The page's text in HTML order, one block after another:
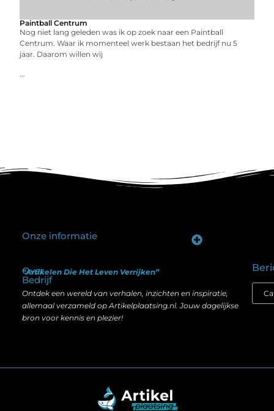
Paintball Centrum
Nog niet lang geleden was ik op zoek naar een Paintball
Centrum. Waar ik momenteel werk bestaan het bedrijf nu 5
jaar. Daarom willen wij
...
Over
Bedrijf
“Artikelen Die Het Leven Verrijken”
Ontdek een wereld van verhalen, inzichten en inspiratie,
allemaal verzameld op Artikelplaatsing.nl. Jouw dagelijkse
bron voor kennis en plezier!
Onze informatie